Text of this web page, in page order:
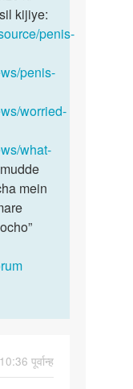
kijiye:
penis-
penis-
worried-
what-
mein
पूर्वान्ह